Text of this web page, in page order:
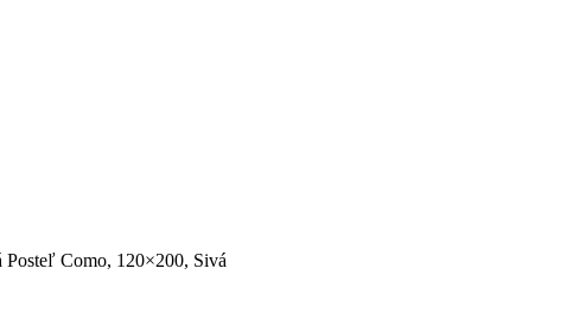
Posteľ Como, 120×200, Sivá